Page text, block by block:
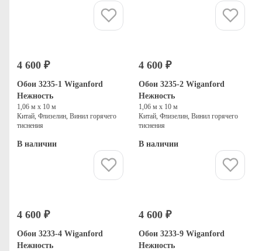
4 600 ₽
Обои 3235-1 Wiganford
Нежность
1,06 м х 10 м
Китай, Флизелин, Винил горячего
тиснения
В наличии
4 600 ₽
Обои 3235-2 Wiganford
Нежность
1,06 м х 10 м
Китай, Флизелин, Винил горячего
тиснения
В наличии
4 600 ₽
Обои 3233-4 Wiganford
Нежность
4 600 ₽
Обои 3233-9 Wiganford
Нежность